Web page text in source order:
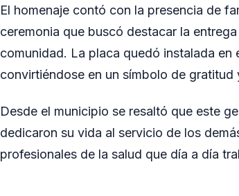
El homenaje contó con la presencia de
ceremonia que buscó destacar la
comunidad. La placa quedó instalada
convirtiéndose en un símbolo de
Desde el municipio se resaltó que este
dedicaron su vida al servicio de los
profesionales de la salud que día a día